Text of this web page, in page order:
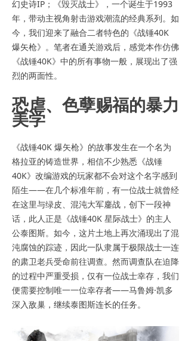
幻史诗IP；《毁灭战士》，一个诞生于1993
年，带动主视角射击游戏潮流的经典系列。如
今，我们迎来了融合二者特色的《战锤40K
爆矢枪》。笔者在通关游戏后，感觉本作仿佛
《战锤40K》中的所有事物一般，展现出了强
烈的两面性。
恐虐、色孽赐福的暴力
美学
《战锤40K 爆矢枪》的故事发生在一个名为
格拉亚的铸造世界，相信不少熟悉《战锤
40K》改编游戏的玩家都不会对这个名字感到
陌生——在几个标准年前，有一位战士就曾经
在这里与绿皮、混沌大军鏖战，创下一段神
话，此人正是《战锤40K 星际战士》的主人
公泰图斯。如今，这片土地上再次涌现出了混
沌腐蚀的踪迹，因此一队隶属于极限战士一连
的肃卫老兵受命前往调查。然而调查队在迫降
的过程中严重受损，仅有一位战士幸存，我们
便需要控制唯一一位幸存者——马鲁姆·凯多
深入敌巢，继续泰图斯连长的任务。